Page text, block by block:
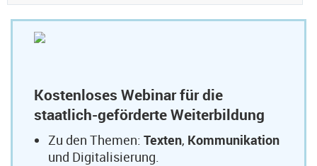
Kostenloses Webinar für die
staatlich-geförderte Weiterbildung
Zu den Themen: Texten, Kommunikation
und Digitalisierung.